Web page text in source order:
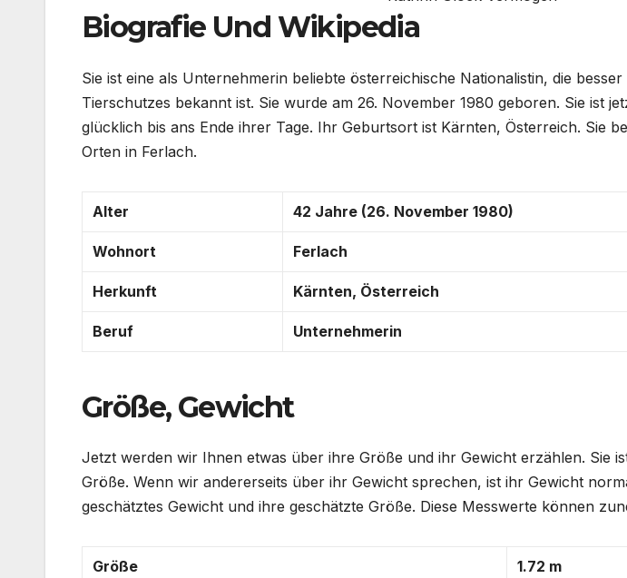
Biografie Und Wikipedia
Sie ist eine als Unternehmerin beliebte österreichische Nationalistin, die
Tierschutzes bekannt ist. Sie wurde am 26. November 1980 geboren. Sie ist
glücklich bis ans Ende ihrer Tage. Ihr Geburtsort ist Kärnten, Österreich. Sie
Orten in Ferlach.
Alter 42 Jahre (26. November 1980)
Wohnort Ferlach
Herkunft Kärnten, Österreich
Beruf Unternehmerin
Größe, Gewicht
Jetzt werden wir Ihnen etwas über ihre Größe und ihr Gewicht erzählen. Sie
Größe. Wenn wir andererseits über ihr Gewicht sprechen, ist ihr Gewicht
geschätztes Gewicht und ihre geschätzte Größe. Diese Messwerte können
Größe 1.72 m